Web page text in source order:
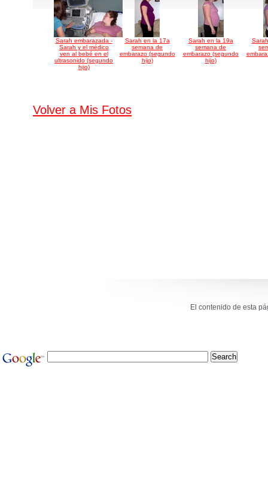
Sarah embarazada -
Sarah y el médico
ven al bebé en el
ultrasonido (segundo
hijo)
Sarah en la 17a
semana de
embarazo (segundo
hijo)
Sarah en la 19a
semana de
embarazo (segundo
hijo)
Volver a Mis Fotos
El contenido de esta